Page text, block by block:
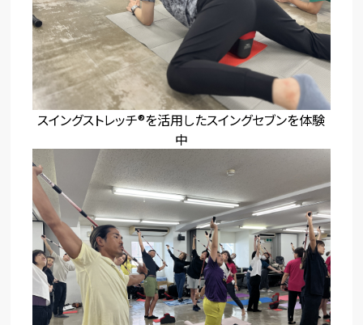
スイングストレッチ®を活用したスイングセブンを体験
中